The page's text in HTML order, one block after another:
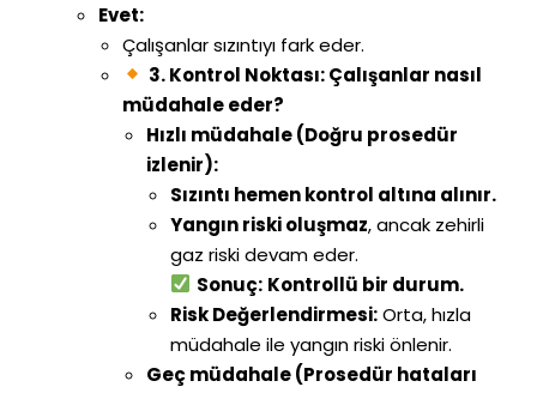
Evet:
Çalışanlar sızıntıyı fark eder.
3. Kontrol Noktası: Çalışanlar nasıl
müdahale eder?
Hızlı müdahale (Doğru prosedür
izlenir):
Sızıntı hemen kontrol altına alınır.
Yangın riski oluşmaz, ancak zehirli
gaz riski devam eder.
Sonuç: Kontrollü bir durum.
Risk Değerlendirmesi:Orta, hızla
müdahale ile yangın riski önlenir.
Geç müdahale (Prosedür hataları